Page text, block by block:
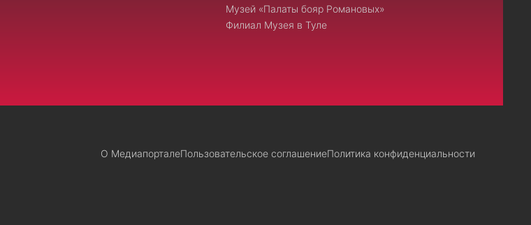
Музей «Палаты бояр Романовых»
Филиал Музея в Туле
О МедиапорталеПользовательское соглашениеПолитика конфиденциальности